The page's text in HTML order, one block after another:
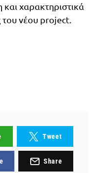
χαρακτηριστικά
του νέου project.
Tweet
Share